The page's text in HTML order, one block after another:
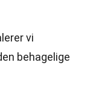
vi
behagelige